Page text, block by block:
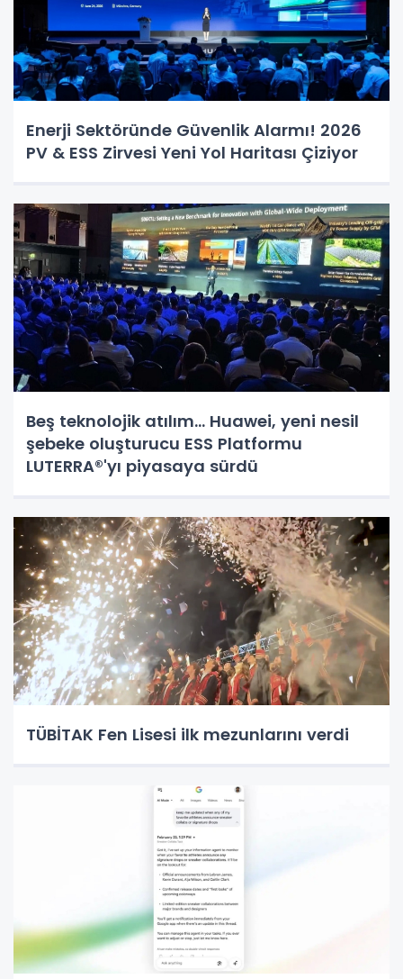
Enerji Sektöründe Güvenlik Alarmı! 2026
PV & ESS Zirvesi Yeni Yol Haritası Çiziyor
Beş teknolojik atılım... Huawei, yeni nesil
şebeke oluşturucu ESS Platformu
LUTERRA®'yı piyasaya sürdü
TÜBİTAK Fen Lisesi ilk mezunlarını verdi